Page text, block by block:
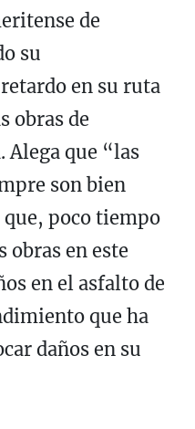
de
su
en su ruta
obras de
Alega que “las
son bien
poco tiempo
obras en este
en el asfalto de
que ha
daños en su